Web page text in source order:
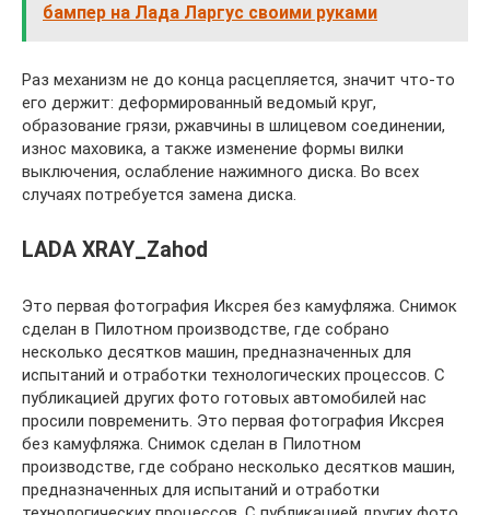
бампер на Лада Ларгус своими руками
Раз механизм не до конца расцепляется, значит что-то
его держит: деформированный ведомый круг,
образование грязи, ржавчины в шлицевом соединении,
износ маховика, а также изменение формы вилки
выключения, ослабление нажимного диска. Во всех
случаях потребуется замена диска.
LADA XRAY_Zahod
Это первая фотография Иксрея без камуфляжа. Снимок
сделан в Пилотном производстве, где собрано
несколько десятков машин, предназначенных для
испытаний и отработки технологических процессов. С
публикацией других фото готовых автомобилей нас
просили повременить. Это первая фотография Иксрея
без камуфляжа. Снимок сделан в Пилотном
производстве, где собрано несколько десятков машин,
предназначенных для испытаний и отработки